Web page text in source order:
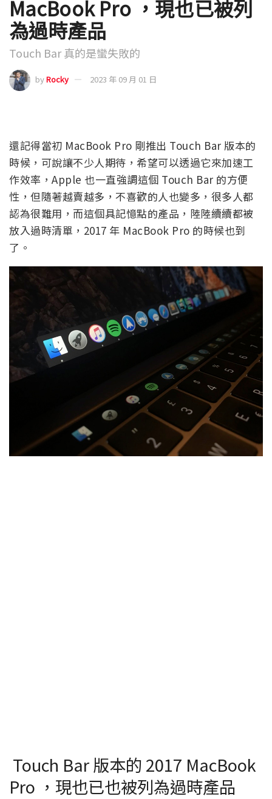
MacBook Pro ，現也已被列
為過時產品
Touch Bar 真的是蠻失敗的
byRocky 2023 年 09 月 01 日
還記得當初 MacBook Pro 剛推出 Touch Bar 版本的
時候，可說讓不少人期待，希望可以透過它來加速工
作效率，Apple 也一直強調這個 Touch Bar 的方便
性，但隨著越賣越多，不喜歡的人也變多，很多人都
認為很難用，而這個具記憶點的產品，陸陸續續都被
放入過時清單，2017 年 MacBook Pro 的時候也到
了。
Touch Bar 版本的 2017 MacBook
Pro ，現也已也被列為過時產品